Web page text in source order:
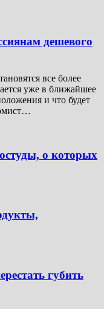
дешевого
все более
уже в ближайшее
и что будет
о которых
губить